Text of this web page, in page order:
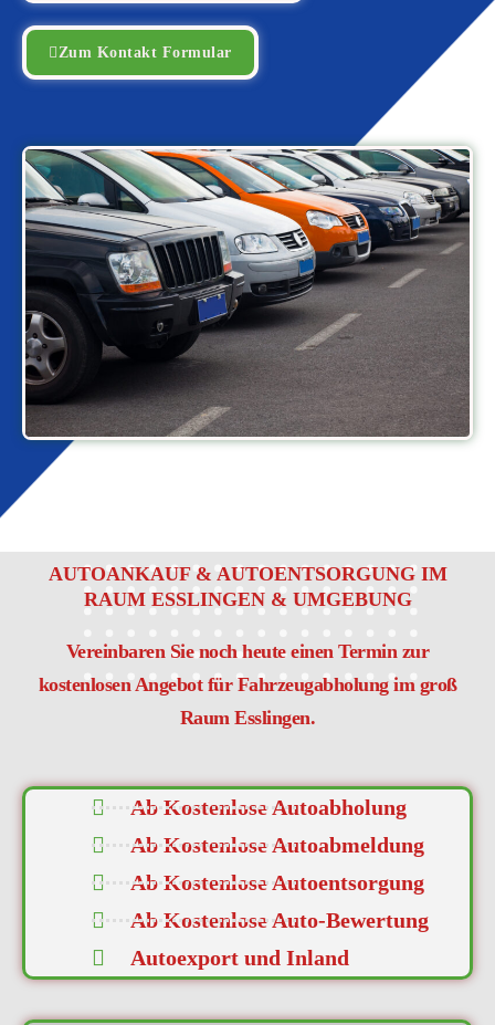
Zum Kontakt Formular
AUTOANKAUF & AUTOENTSORGUNG IM
RAUM ESSLINGEN & UMGEBUNG
Vereinbaren Sie noch heute einen Termin zur
kostenlosen Angebot für Fahrzeugabholung im groß
Raum Esslingen.
Ab Kostenlose Autoabholung
Ab Kostenlose Autoabmeldung
Ab Kostenlose Autoentsorgung
Ab Kostenlose Auto-Bewertung
Autoexport und Inland